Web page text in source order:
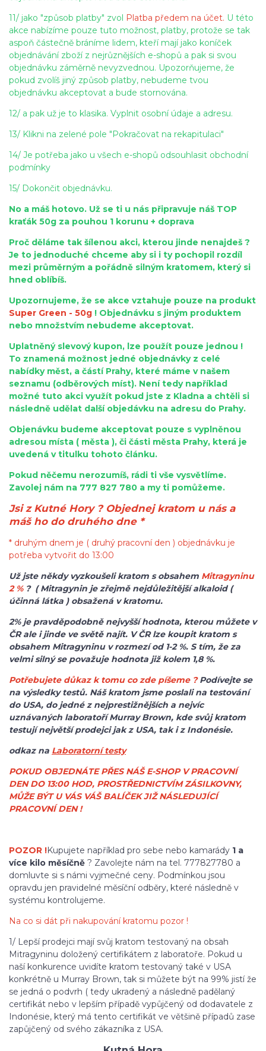
11/ jako "způsob platby" zvol Platba předem na účet. U této
akce nabízíme pouze tuto možnost, platby, protože se tak
aspoň částečně bráníme lidem, kteří mají jako koníček
objednávání zboží z nejrůznějších e-shopů a pak si svou
objednávku záměrně nevyzvednou. Upozorňujeme, že
pokud zvolíš jiný způsob platby, nebudeme tvou
objednávku akceptovat a bude stornována.
12/ a pak už je to klasika. Vyplnit osobní údaje a adresu.
13/ Klikni na zelené pole "Pokračovat na rekapitulaci"
14/ Je potřeba jako u všech e-shopů odsouhlasit obchodní
podmínky
15/ Dokončit objednávku.
No a máš hotovo. Už se ti u nás připravuje náš TOP
kraťák 50g za pouhou 1 korunu + doprava
Proč děláme tak šílenou akci, kterou jinde nenajdeš ?
Je to jednoduché chceme aby si i ty pochopil rozdíl
mezi průměrným a pořádně silným kratomem, který si
hned oblíbíš.
Upozornujeme, že se akce vztahuje pouze na produkt
Super Green - 50g ! Objednávku s jiným produktem
nebo množstvím nebudeme akceptovat.
Uplatněný slevový kupon, lze použít pouze jednou !
To znamená možnost jedné objednávky z celé
nabídky měst, a částí Prahy, které máme v našem
seznamu (odběrových míst). Není tedy například
možné tuto akci využít pokud jste z Kladna a chtěli si
následně udělat další objedávku na adresu do Prahy.
Objenávku budeme akceptovat pouze s vyplněnou
adresou místa ( města ), či části města Prahy, která je
uvedená v titulku tohoto článku.
Pokud něčemu nerozumíš, rádi ti vše vysvětlíme.
Zavolej nám na 777 827 780 a my ti pomůžeme.
Jsi z Kutné Hory ? Objednej kratom u nás a
máš ho do druhého dne *
* druhým dnem je ( druhý pracovní den ) objednávku je
potřeba vytvořit do 13:00
Už jste někdy vyzkoušeli kratom s obsahem Mitragyninu
2 %? ( Mitragynin je zřejmě nejdůležitější alkaloid (
účinná látka ) obsažená v kratomu.
2% je pravděpodobně nejvyšší hodnota, kterou můžete v
ČR ale i jinde ve světě najít. V ČR lze koupit kratom s
obsahem Mitragyninu v rozmezí od 1-2 %. S tím, že za
velmi silný se považuje hodnota již kolem 1,8 %.
Potřebujete důkaz k tomu co zde píšeme ?Podívejte se
na výsledky testů. Náš kratom jsme poslali na testování
do USA, do jedné z nejprestižnějších a nejvíc
uznávaných laboratoří Murray Brown, kde svůj kratom
testují největší prodejci jak z USA, tak i z Indonésie.
odkaz na Laboratorní testy
POKUD OBJEDNÁTE PŘES NÁŠ E-SHOP V PRACOVNÍ
DEN DO 13:00 HOD, PROSTŘEDNICTVÍM ZÁSILKOVNY,
MŮŽE BÝT U VÁS VÁŠ BALÍČEK JIŽ NÁSLEDUJÍCÍ
PRACOVNÍ DEN !
POZOR !Kupujete například pro sebe nebo kamarády 1 a
více kilo měsíčně ? Zavolejte nám na tel. 777827780 a
domluvte si s námi vyjmečné ceny. Podmínkou jsou
opravdu jen pravidelné měsíční odběry, které následně v
systému kontrolujeme.
Na co si dát při nakupování kratomu pozor !
1/ Lepší prodejci mají svůj kratom testovaný na obsah
Mitragyninu doložený certifikátem z laboratoře. Pokud u
naší konkurence uvidíte kratom testovaný také v USA
konkrétně u Murray Brown, tak si můžete být na 99% jistí že
se jedná o podvrh ( tedy ukradený a následně padělaný
certifikát nebo v lepším případě vypůjčený od dodavatele z
Indonésie, který má tento certifikát ve většině případů zase
zapůjčený od svého zákazníka z USA.